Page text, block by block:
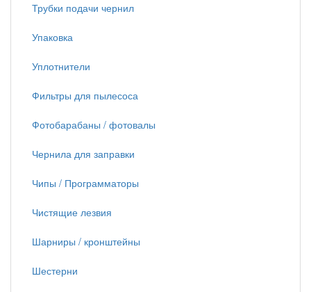
Трубки подачи чернил
Упаковка
Уплотнители
Фильтры для пылесоса
Фотобарабаны / фотовалы
Чернила для заправки
Чипы / Программаторы
Чистящие лезвия
Шарниры / кронштейны
Шестерни